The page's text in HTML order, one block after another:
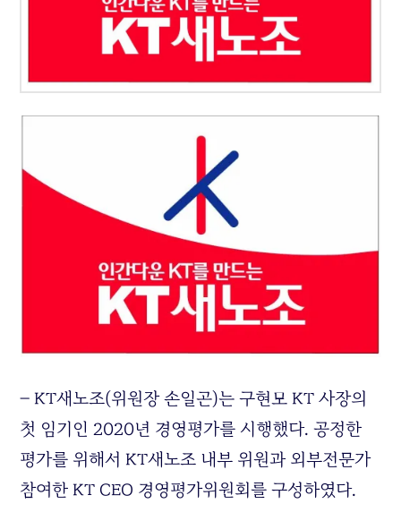
– KT새노조(위원장 손일곤)는 구현모 KT 사장의
첫 임기인 2020년 경영평가를 시행했다. 공정한
평가를 위해서 KT새노조 내부 위원과 외부전문가
참여한 KT CEO 경영평가위원회를 구성하였다.